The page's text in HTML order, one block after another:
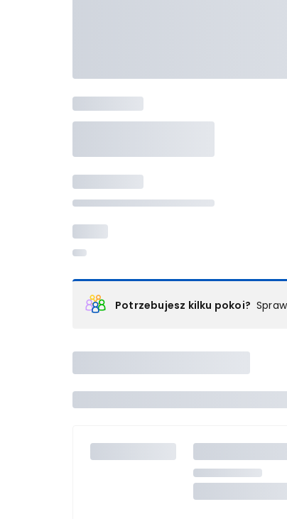
Potrzebujesz kilku pokoi?
Wybierz jedną z ofert z listy i zarezerwuj ją.
lubskontaktuj się z nami,by złożyć
Maksymalna liczba uczestników